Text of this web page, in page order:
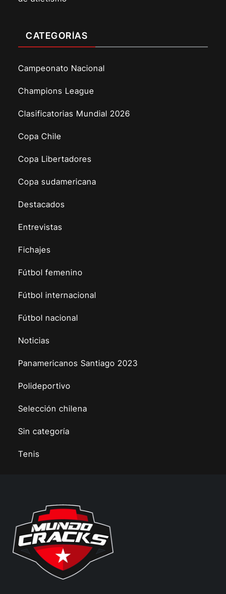
CATEGORÍAS
Campeonato Nacional
Champions League
Clasificatorias Mundial 2026
Copa Chile
Copa Libertadores
Copa sudamericana
Destacados
Entrevistas
Fichajes
Fútbol femenino
Fútbol internacional
Fútbol nacional
Noticias
Panamericanos Santiago 2023
Polideportivo
Selección chilena
Sin categoría
Tenis